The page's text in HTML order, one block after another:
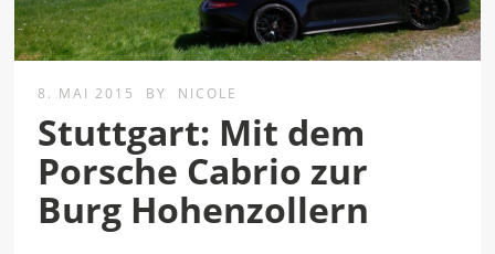
8. MAI 2015 BY NICOLE
Stuttgart: Mit dem
Porsche Cabrio zur
Burg Hohenzollern